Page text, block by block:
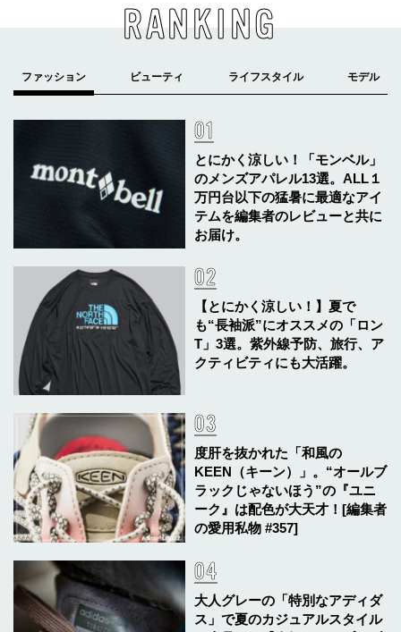
RANKING
とにかく涼しい！「モンベル」
のメンズアパレル13選。ALL１
万円台以下の猛暑に最適なアイ
テムを編集者のレビューと共に
お届け。
【とにかく涼しい！】夏で
も“長袖派”にオススメの「ロン
T」3選。紫外線予防、旅行、ア
クティビティにも大活躍。
度肝を抜かれた「和風の
KEEN（キーン）」。“オールブ
ラックじゃないほう”の『ユニ
ーク』は配色が大天才！[編集者
の愛用私物 #357]
大人グレーの「特別なアディダ
ス」で夏のカジュアルスタイル